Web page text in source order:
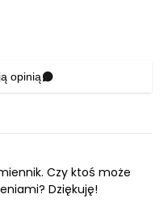
opinią
Czy ktoś może
Dziękuję!